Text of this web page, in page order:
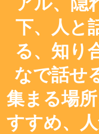
アル、隠
下、人
る、知り
なで話せ
集まる場
すすめ、